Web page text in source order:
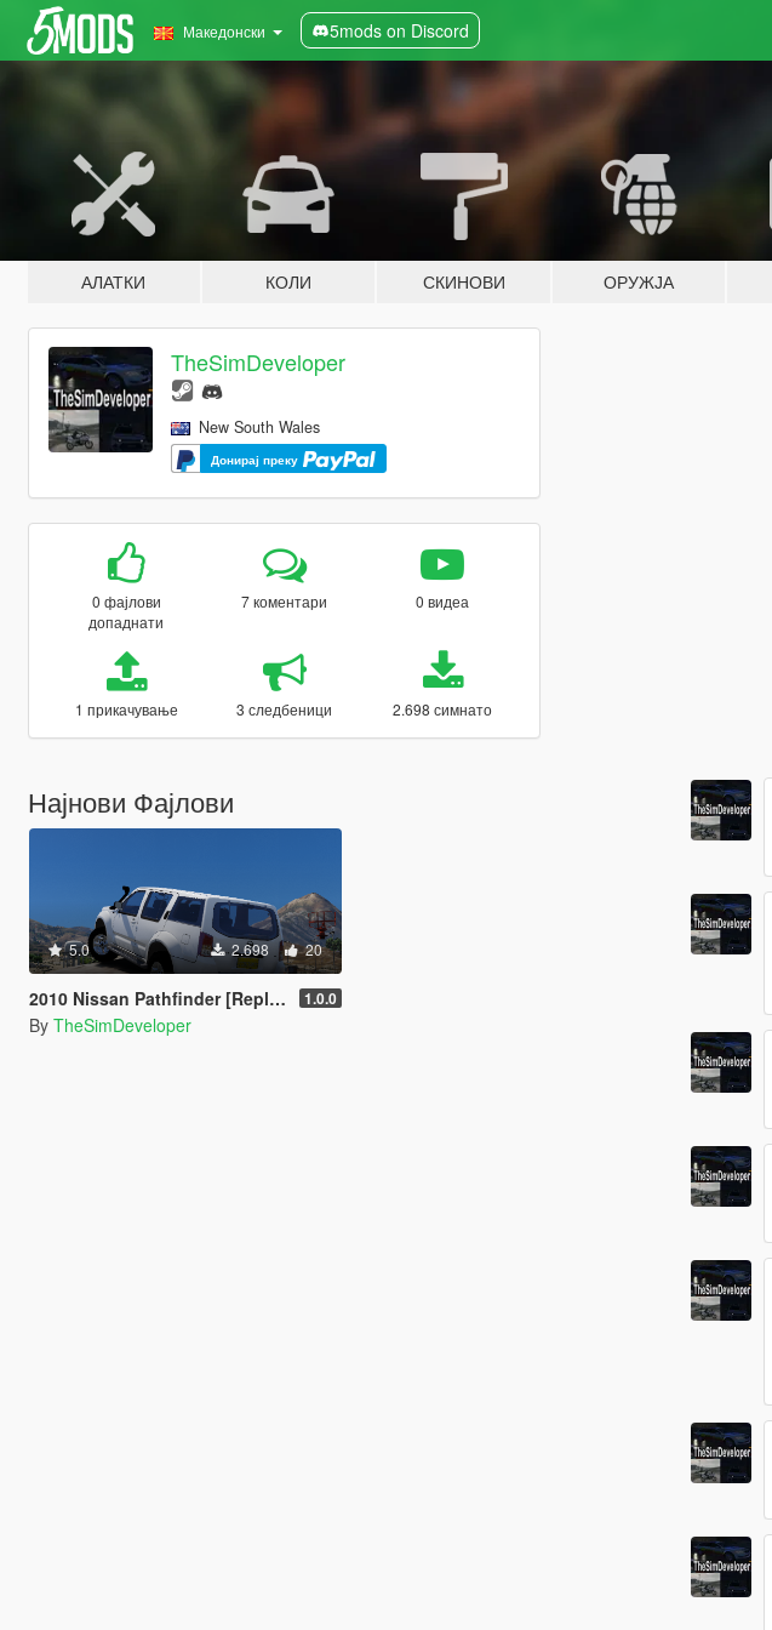
Македонски 5mods on Discord
АЛАТКИ КОЛИ СКИНОВИ ОРУЖЈА
TheSimDeveloper
New South Wales
Донирај преку
0 фајлови
допаднати
7 коментари 0 видеа
1 прикачување 3 следбеници 2.698 симнато
Најнови Фајлови
5.0 2.698 20
2010 Nissan Pathfinder [Replace / FiveM | Unlocked | Template | LODs] 1.0.0
By TheSimDeveloper